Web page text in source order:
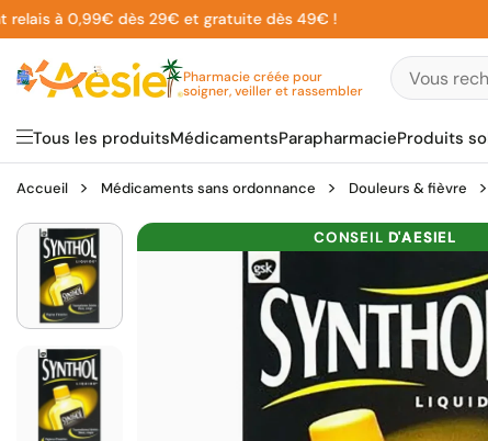
Aller
au
contenu
à 0,99€ dès 29€ et gratuite dès 49€ !
Pharmacie créée pour
soigner, veiller et rassembler
Tous les produitsMédicamentsParapharmacieProduits
Accueil Médicaments sans ordonnance Douleurs & fièvre
CONSEIL D'AESIEL